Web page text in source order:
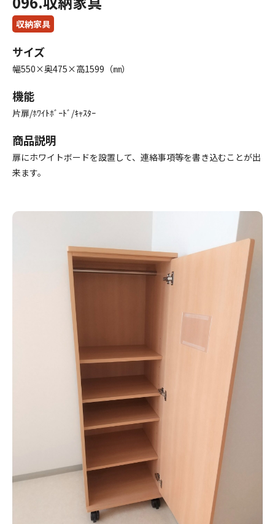
収納家具
サイズ
幅550×奥475×高1599（㎜）
機能
片扉/ﾎﾜｲﾄﾎﾞｰﾄﾞ/ｷｬｽﾀｰ
商品説明
扉にホワイトボードを設置して、連絡事項等を書き込むことが出
来ます。